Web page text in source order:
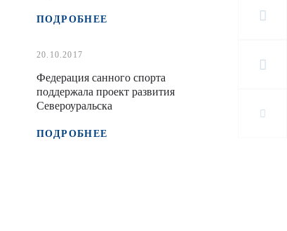
ПОДРОБНЕЕ
20.10.2017
Федерация санного спорта
поддержала проект развития
Североуральска
ПОДРОБНЕЕ